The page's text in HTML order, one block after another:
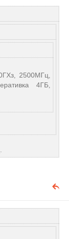
2500МГц,
4ГБ,